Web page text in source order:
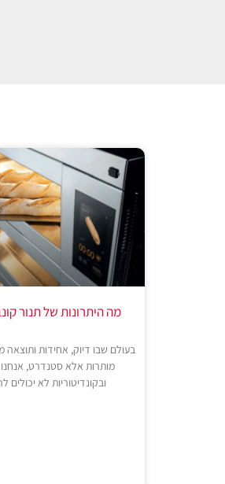
מה היתרונות של תנור
בעולם שבו דיוק, אחידות
מותרות אלא סטנדרט,
ובקונדיטוריות לא